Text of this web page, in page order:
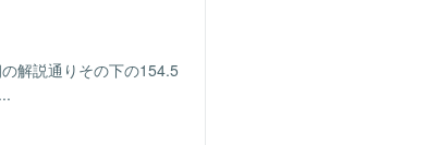
解説通りその下の154.5